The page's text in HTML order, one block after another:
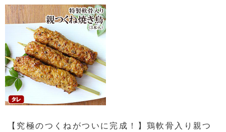
【究極のつくねがついに完成！】鶏軟骨入り親つ